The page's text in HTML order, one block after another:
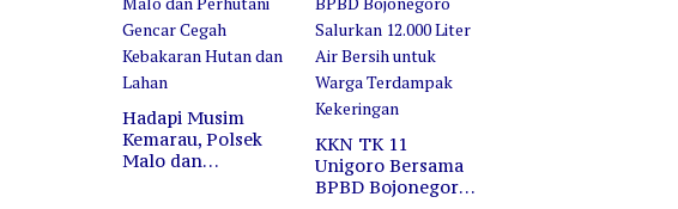
Hadapi Musim
Kemarau, Polsek
Malo dan
KKN TK 11
Unigoro Bersama
BPBD Bojonegoro